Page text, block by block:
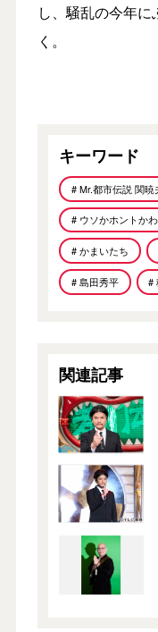
し、騒乱の今年
く。
キーワード
# Mr.都市伝説 関暁
# ウソかホントか
# かまいたち
# 島田秀平 #
関連記事